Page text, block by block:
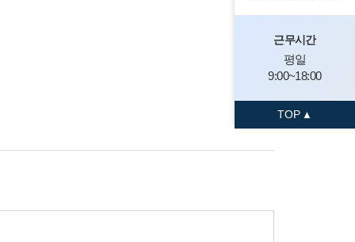
근무시간
평일
9:00~18:00
TOP